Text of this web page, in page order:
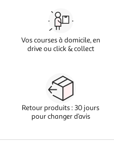
Vos courses à domicile, en
drive ou click & collect
Retour produits : 30 jours
pour changer d’avis